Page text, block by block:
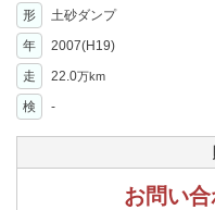
形 土砂ダンプ
年
2007(H19)
走 22.0万km
検
-
お問い合